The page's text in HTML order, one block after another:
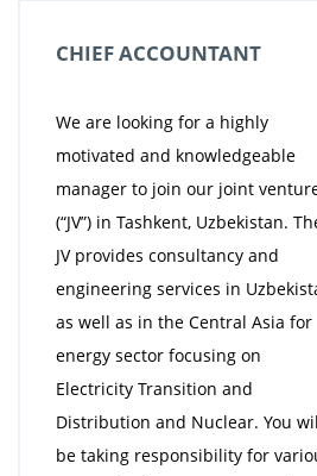
CHIEF ACCOUNTANT
We are looking for a highly
motivated and knowledgeable
manager to join our joint
(“JV”) in Tashkent, Uzbekistan.
JV provides consultancy and
engineering services in
as well as in the Central Asia for
energy sector focusing on
Electricity Transition and
Distribution and Nuclear. You
be taking responsibility for